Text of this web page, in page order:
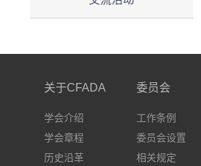
关于CFADA
学会介绍
学会章程
历史沿革
委员会
工作条例
委员会设置
相关规定